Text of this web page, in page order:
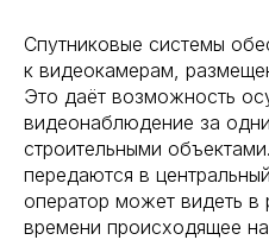
Спутниковые системы
к видеокамерам,
Это даёт возможность
видеонаблюдение за
строительными
передаются в
оператор может видеть в
времени происходящее